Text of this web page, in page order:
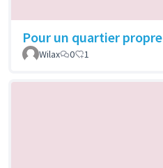
Pour un quartier propre
Wilax 0 1